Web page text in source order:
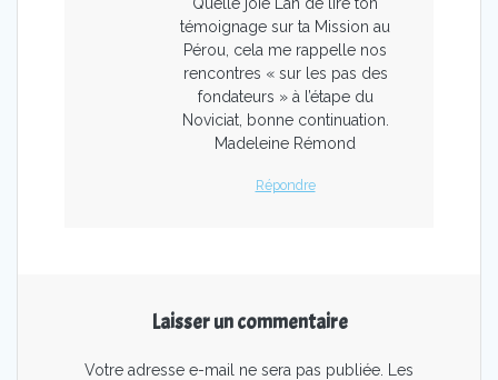
témoignage sur ta Mission au
Pérou, cela me rappelle nos
rencontres « sur les pas des
fondateurs » à l’étape du
Noviciat, bonne continuation.
Madeleine Rémond
Répondre
Laisser un commentaire
Votre adresse e-mail ne sera pas publiée.
Les